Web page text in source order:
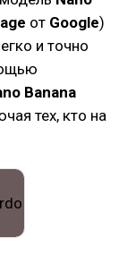
от Google)
и точно
Banana
тех, кто на